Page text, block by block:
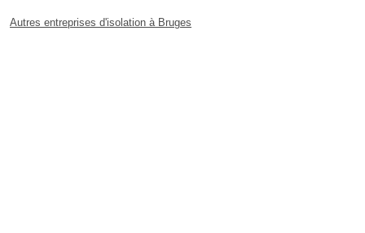
Autres entreprises d'isolation à Bruges